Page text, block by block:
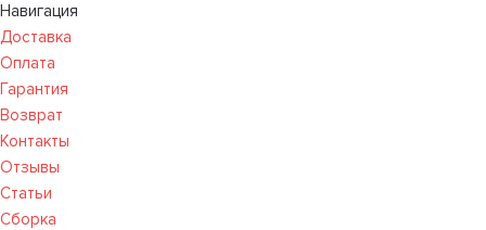
Навигация
Доставка
Оплата
Гарантия
Возврат
Контакты
Отзывы
Статьи
Сборка